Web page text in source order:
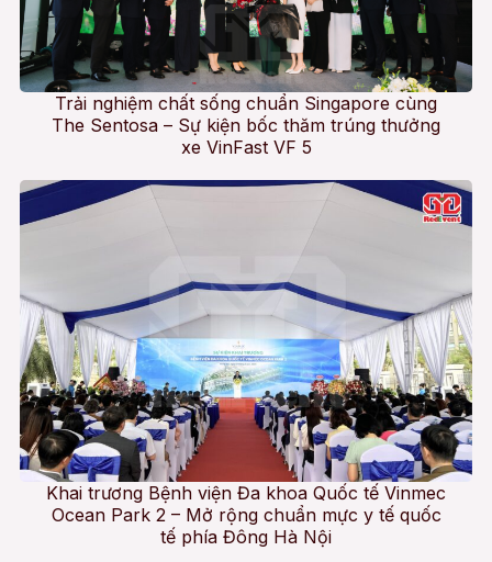
Trải nghiệm chất sống chuẩn Singapore cùng
The Sentosa – Sự kiện bốc thăm trúng thưởng
xe VinFast VF 5
Khai trương Bệnh viện Đa khoa Quốc tế Vinmec
Ocean Park 2 – Mở rộng chuẩn mực y tế quốc
tế phía Đông Hà Nội